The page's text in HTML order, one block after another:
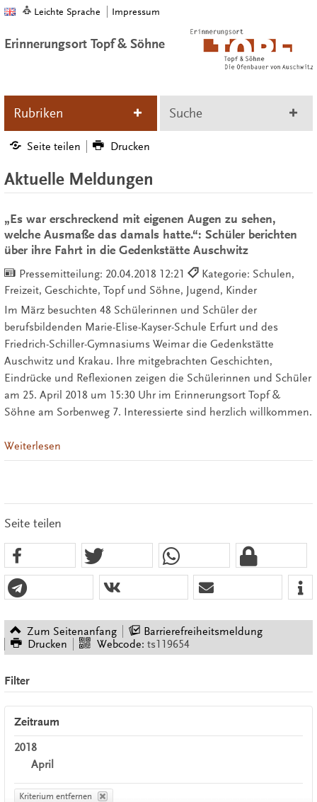
Leichte Sprache Impressum
Erinnerungsort Topf & Söhne
Rubriken Suche
Seite teilen Drucken
Aktuelle Meldungen
„Es war erschreckend mit eigenen Augen zu sehen,
welche Ausmaße das damals hatte.“: Schüler berichten
über ihre Fahrt in die Gedenkstätte Auschwitz
Pressemitteilung: 20.04.2018 12:21
Kategorie: Schulen,
Freizeit, Geschichte, Topf und Söhne, Jugend, Kinder
Im März besuchten 48 Schülerinnen und Schüler der
berufsbildenden Marie-Elise-Kayser-Schule Erfurt und des
Friedrich-Schiller-Gymnasiums Weimar die Gedenkstätte
Auschwitz und Krakau. Ihre mitgebrachten Geschichten,
Eindrücke und Reflexionen zeigen die Schülerinnen und Schüler
am 25. April 2018 um 15:30 Uhr im Erinnerungsort Topf &
Söhne am Sorbenweg 7. Interessierte sind herzlich willkommen.
Weiterlesen
Seite teilen
Zum Seitenanfang
Barrierefreiheitsmeldung
Drucken
Webcode: ts119654
Filter
Zeitraum
2018
April
Kriterium entfernen